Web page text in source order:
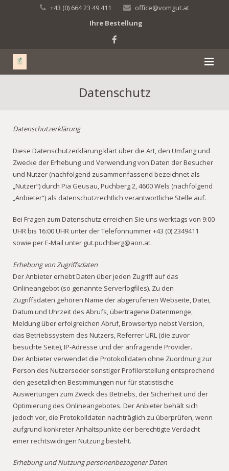
+43 (0) 664 23 49 411
office@vomgut.at
Ihre Bestellung
Grünhafer-Pellets
GUT Puchberg
Forschung
Flyer-Download
Links
Shop
Datenschutz
Datenschutzerklärung
Diese Datenschutzerklärung klärt über die Art, den Umfang und
Zwecke der Erhebung und Verwendung von Daten der Besucher
und Nutzer (nachfolgend zusammenfassend bezeichnet als
„Nutzer“) durch Pia Geusau, Puchberg 2, 4600 Wels (nachfolgend
„Anbieter“) als datenschutzrechtlich verantwortliche Stelle auf.
Bei Fragen zum Datenschutz erreichen Sie uns werktags von 9:00
UHR bis 16:00 UHR unter der Telefonnummer +43 (0) 2349411
sowie per E-Mail unter gut.puchberg@aon.at.
Erhebung von Zugriffsdaten
Der Anbieter erhebt Daten über jeden Zugriff auf das
Onlineangebot (so genannte Serverlogfiles). Zu den
Zugriffsdaten gehören Name der abgerufenen Webseite, Datei,
Datum und Uhrzeit des Abrufs, übertragene Datenmenge,
Meldung über erfolgreichen Abruf, Browsertyp nebst Version,
das Betriebssystem des Nutzers, Referrer URL (die zuvor
besuchte Seite), IP-Adresse und der anfragende Provider.
Der Anbieter verwendet die Protokolldaten ohne Zuordnung zur
Person des Nutzersoder sonstiger Profilerstellung entsprechend
den gesetzlichen Bestimmungen nur für statistische
Auswertungen zum Zweck des Betriebs, der Sicherheit und der
Optimierung des Onlineangebotes. Der Anbieter behält sich
jedoch vor, die Protokolldaten nachträglich zu überprüfen, wenn
aufgrund konkreter Anhaltspunkte der berechtigte Verdacht
einer rechtswidrigen Nutzung besteht.
Erhebung und Nutzung personenbezogener Daten